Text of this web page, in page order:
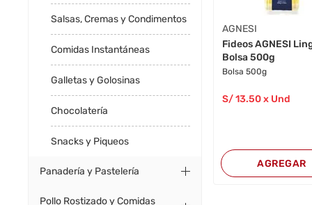
Salsas, Cremas y Condimentos
Comidas Instantáneas
Galletas y Golosinas
Chocolatería
Snacks y Piqueos
Panadería y Pastelería
Pollo Rostizado y Comidas
AGNESI
Fideos AGNESI
Bolsa 500g
Bolsa 500g
S/13.50x Und
AGREGAR